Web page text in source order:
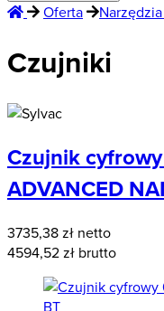
Oferta
Czujniki
Czujnik
ADVANCED
3735,38zł netto
4594,52zł brutto